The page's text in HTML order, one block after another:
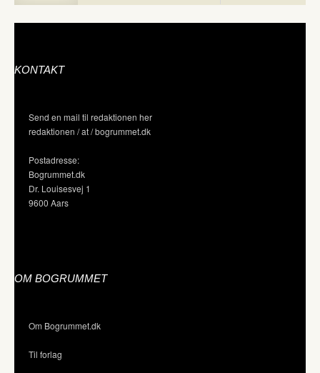
KONTAKT
Send en mail til redaktionen her
redaktionen / at / bogrummet.dk
Postadresse:
Bogrummet.dk
Dr. Louisesvej 1
9600 Aars
OM BOGRUMMET
Om Bogrummet.dk
Til forlag